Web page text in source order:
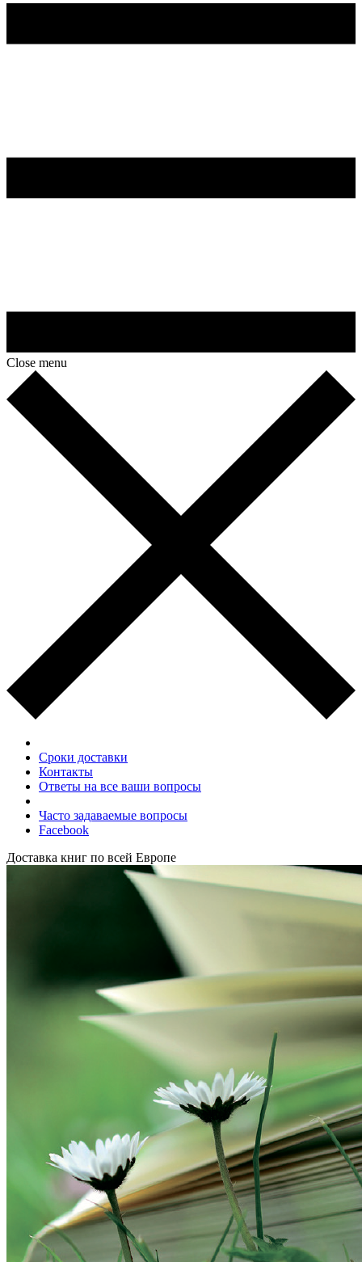
Close menu
Сроки доставки
Контакты
Ответы на все ваши вопросы
Часто задаваемые вопросы
Facebook
Доставка книг по всей Европе